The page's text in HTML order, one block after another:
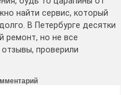
найти сервис, который
В Петербурге десятки
ремонт, но не все
проверили
к